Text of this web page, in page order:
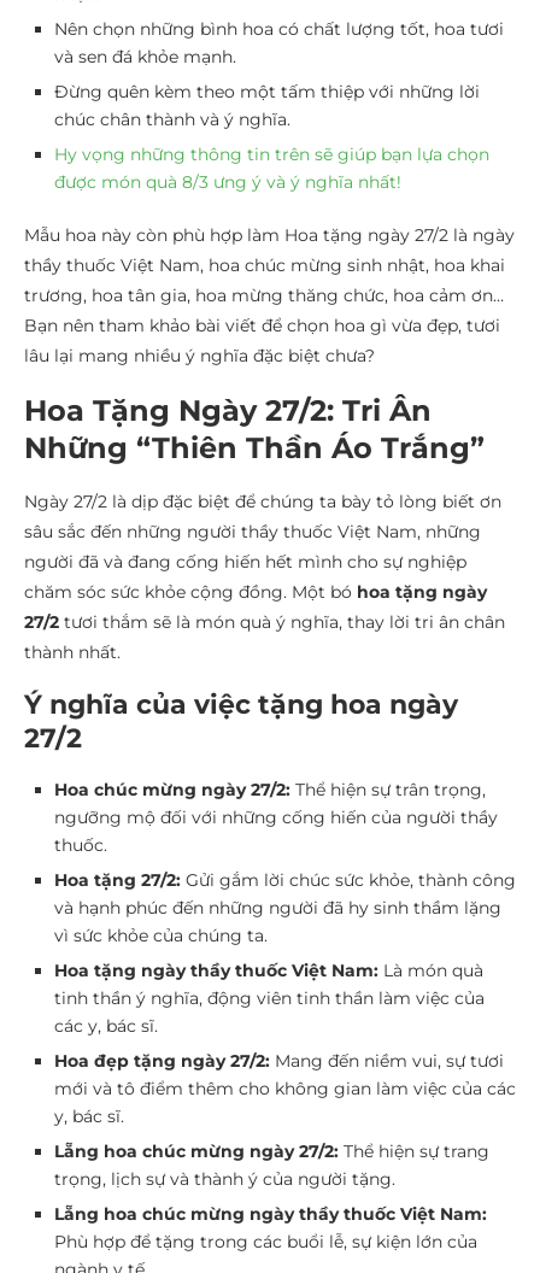
Nên chọn những bình hoa có chất lượng tốt, hoa tươi
và sen đá khỏe mạnh.
Đừng quên kèm theo một tấm thiệp với những lời
chúc chân thành và ý nghĩa.
Hy vọng những thông tin trên sẽ giúp bạn lựa chọn
được món quà 8/3 ưng ý và ý nghĩa nhất!
Mẫu hoa này còn phù hợp làm Hoa tặng ngày 27/2 là ngày
thầy thuốc Việt Nam, hoa chúc mừng sinh nhật, hoa khai
trương, hoa tân gia, hoa mừng thăng chức, hoa cảm ơn…
Bạn nên tham khảo bài viết để chọn hoa gì vừa đẹp, tươi
lâu lại mang nhiều ý nghĩa đặc biệt chưa?
Hoa Tặng Ngày 27/2: Tri Ân
Những “Thiên Thần Áo Trắng”
Ngày 27/2 là dịp đặc biệt để chúng ta bày tỏ lòng biết ơn
sâu sắc đến những người thầy thuốc Việt Nam, những
người đã và đang cống hiến hết mình cho sự nghiệp
chăm sóc sức khỏe cộng đồng. Một bó hoa tặng ngày
27/2 tươi thắm sẽ là món quà ý nghĩa, thay lời tri ân chân
thành nhất.
Ý nghĩa của việc tặng hoa ngày
27/2
Hoa chúc mừng ngày 27/2: Thể hiện sự trân trọng,
ngưỡng mộ đối với những cống hiến của người thầy
thuốc.
Hoa tặng 27/2: Gửi gắm lời chúc sức khỏe, thành công
và hạnh phúc đến những người đã hy sinh thầm lặng
vì sức khỏe của chúng ta.
Hoa tặng ngày thầy thuốc Việt Nam: Là món quà
tinh thần ý nghĩa, động viên tinh thần làm việc của
các y, bác sĩ.
Hoa đẹp tặng ngày 27/2: Mang đến niềm vui, sự tươi
mới và tô điểm thêm cho không gian làm việc của các
y, bác sĩ.
Lẵng hoa chúc mừng ngày 27/2: Thể hiện sự trang
trọng, lịch sự và thành ý của người tặng.
Lẵng hoa chúc mừng ngày thầy thuốc Việt Nam:
Phù hợp để tặng trong các buổi lễ, sự kiện lớn của